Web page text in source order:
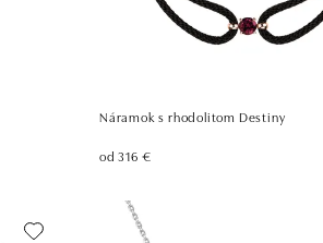
Náramok s rhodolitom Destiny
od 316 €